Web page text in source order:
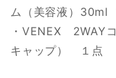
ム（美容液）30ml
・VENEX 2WAY
キャップ） １点